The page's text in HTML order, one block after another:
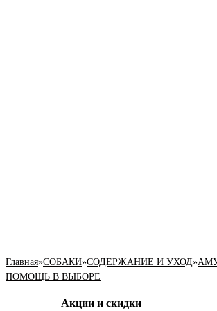
Главная»СОБАКИ»СОДЕРЖАНИЕ И УХОД»
ПОМОЩЬ В ВЫБОРЕ
Акции и скидки